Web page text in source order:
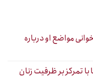
مواضع او درباره
تمرکز بر ظرفیت زنان